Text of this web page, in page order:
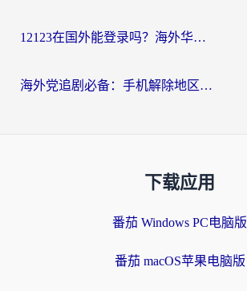
12123在国外能登录吗？海外华人必看的回国加速实用指南
海外党追剧必备：手机解除地区限制app怎么选？解决央视视频&国内剧地区限制全指南
下载应用
番茄 Windows PC电脑版
番茄 macOS苹果电脑版